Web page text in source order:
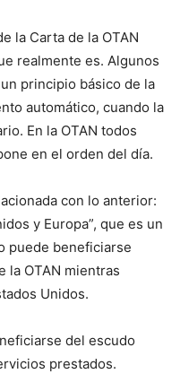
la Carta de la OTAN
realmente es. Algunos
principio básico de la
automático, cuando la
En la OTAN todos
en el orden del día.
con lo anterior:
y Europa”, que es un
puede beneficiarse
la OTAN mientras
Unidos.
del escudo
prestados.